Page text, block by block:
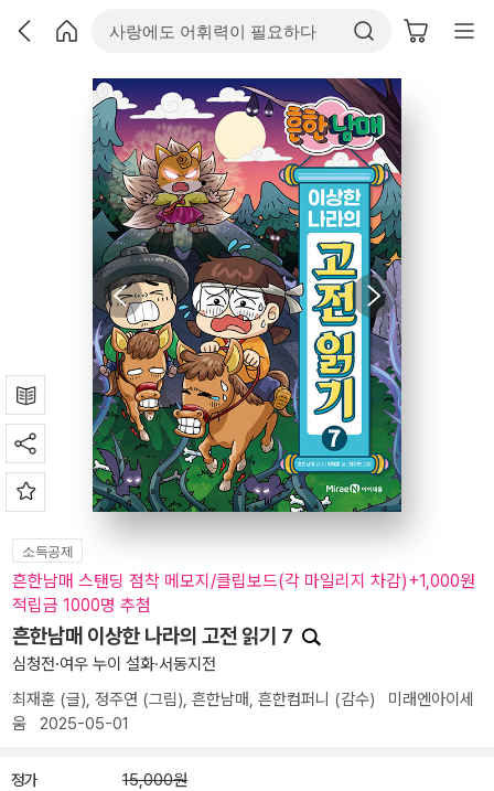
소득공제
흔한남매 스탠딩 점착 메모지/클립보드(각 마일리지 차감)+1,000원
적립금 1000명 추첨
흔한남매 이상한 나라의 고전 읽기 7
심청전·여우 누이 설화·서동지전
최재훈 (글), 정주연 (그림), 흔한남매, 흔한컴퍼니 (감수) 미래엔아이세
움 2025-05-01
정가 15,000원